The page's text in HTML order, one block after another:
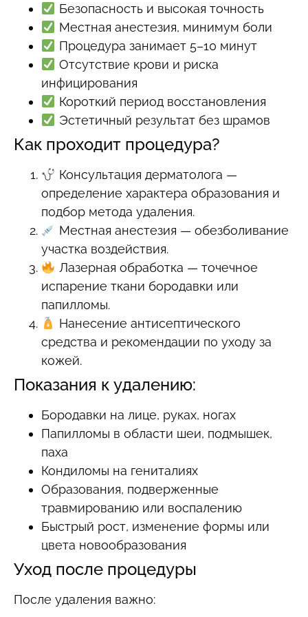
Безопасность и высокая точность
Местная анестезия, минимум боли
Процедура занимает 5–10 минут
Отсутствие крови и риска
инфицирования
Короткий период восстановления
Эстетичный результат без шрамов
Как проходит процедура?
Консультация дерматолога —
определение характера образования и
подбор метода удаления.
Местная анестезия — обезболивание
участка воздействия.
Лазерная обработка — точечное
испарение ткани бородавки или
папилломы.
Нанесение антисептического
средства и рекомендации по уходу за
кожей.
Показания к удалению:
Бородавки на лице, руках, ногах
Папилломы в области шеи, подмышек,
паха
Кондиломы на гениталиях
Образования, подверженные
травмированию или воспалению
Быстрый рост, изменение формы или
цвета новообразования
Уход после процедуры
После удаления важно: